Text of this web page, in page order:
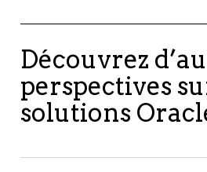
Découvrez
perspectives
solutions